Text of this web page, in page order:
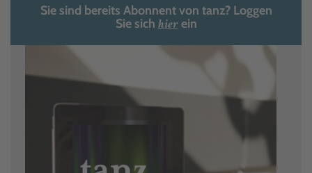
Sie sind bereits Abonnent von tanz? Loggen
Sie sich hierein